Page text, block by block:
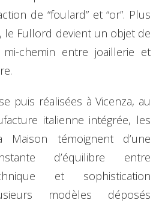
de “foulard” et “or”. Plus
le Fullord devient un objet de
chemin entre joaillerie et
puis réalisées à Vicenza, au
italienne intégrée, les
témoignent d’une
d’équilibre entre
et sophistication
modèles déposés